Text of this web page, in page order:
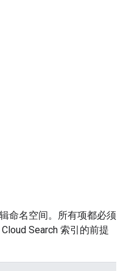
命名空间。所有项都必须
Search 索引的前提